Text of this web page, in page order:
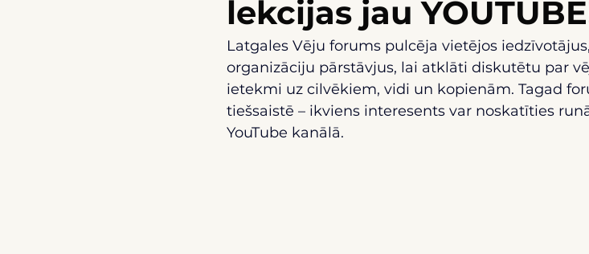
lekcijas jau
Latgales Vēju forums pulcēja vietējos
organizāciju pārstāvjus, lai atklāti diskutētu par
ietekmi uz cilvēkiem, vidi un kopienām. Tagad
tiešsaistē – ikviens interesents var noskatīties
YouTube kanālā.